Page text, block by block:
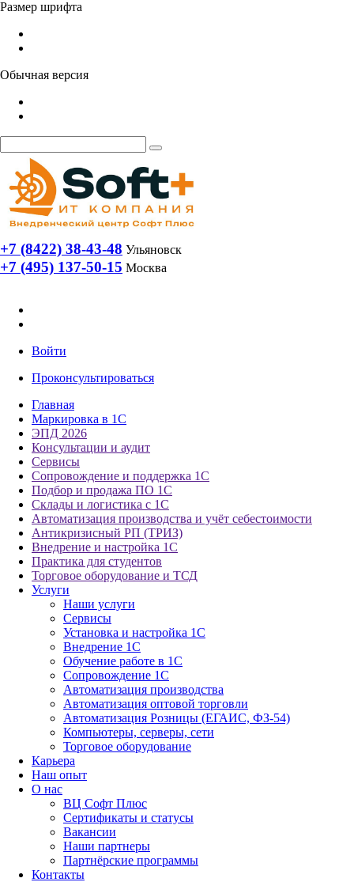
Размер шрифта
Обычная версия
+7 (8422) 38-43-48 Ульяновск
+7 (495) 137-50-15 Москва
Войти
Проконсультироваться
Главная
Маркировка в 1С
ЭПД 2026
Консультации и аудит
Сервисы
Сопровождение и поддержка 1С
Подбор и продажа ПО 1С
Склады и логистика с 1С
Автоматизация производства и учёт себестоимости
Антикризисный РП (ТРИЗ)
Внедрение и настройка 1С
Практика для студентов
Торговое оборудование и ТСД
Услуги
Наши услуги
Сервисы
Установка и настройка 1С
Внедрение 1С
Обучение работе в 1С
Сопровождение 1С
Автоматизация производства
Автоматизация оптовой торговли
Автоматизация Розницы (ЕГАИС, ФЗ-54)
Компьютеры, серверы, сети
Торговое оборудование
Карьера
Наш опыт
О нас
ВЦ Софт Плюс
Сертификаты и статусы
Вакансии
Наши партнеры
Партнёрские программы
Контакты